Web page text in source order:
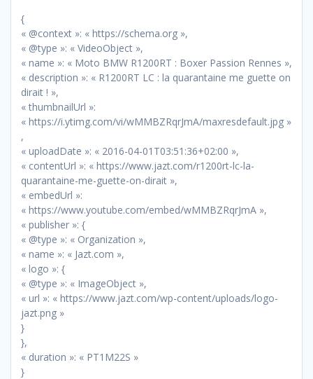
{
« @context »: « https://schema.org »,
« @type »: « VideoObject »,
« name »: « Moto BMW R1200RT : Boxer Passion Rennes »,
« description »: « R1200RT LC : la quarantaine me guette on
dirait ! »,
« thumbnailUrl »:
« https://i.ytimg.com/vi/wMMBZRqrJmA/maxresdefault.jpg »
,
« uploadDate »: « 2016-04-01T03:51:36+02:00 »,
« contentUrl »: « https://www.jazt.com/r1200rt-lc-la-
quarantaine-me-guette-on-dirait »,
« embedUrl »:
« https://www.youtube.com/embed/wMMBZRqrJmA »,
« publisher »: {
« @type »: « Organization »,
« name »: « Jazt.com »,
« logo »: {
« @type »: « ImageObject »,
« url »: « https://www.jazt.com/wp-content/uploads/logo-
jazt.png »
}
},
« duration »: « PT1M22S »
}